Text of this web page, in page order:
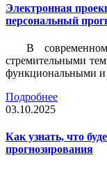
Электронная
персональный
В
стремительными
функциональными и
Подробнее
03.10.2025
Как узнать, что
прогнозирования